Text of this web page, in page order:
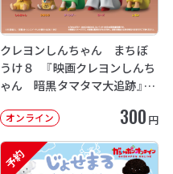
クレヨンしんちゃん まちぼ
うけ８ 『映画クレヨンしんち
ゃん 暗黒タマタマ大追跡』【2
オンライン 300 円
予約